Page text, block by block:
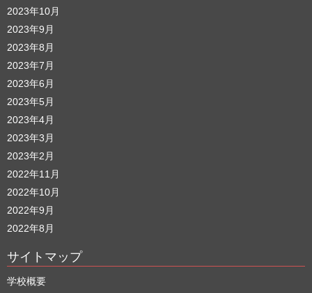
2023年10月
2023年9月
2023年8月
2023年7月
2023年6月
2023年5月
2023年4月
2023年3月
2023年2月
2022年11月
2022年10月
2022年9月
2022年8月
サイトマップ
学校概要